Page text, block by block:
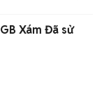
Xám Đã sử